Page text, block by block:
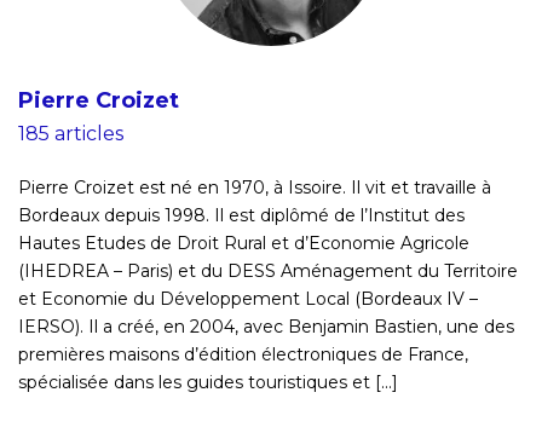
Pierre Croizet
185 articles
Pierre Croizet est né en 1970, à Issoire. Il vit et travaille à
Bordeaux depuis 1998. Il est diplômé de l’Institut des
Hautes Etudes de Droit Rural et d’Economie Agricole
(IHEDREA – Paris) et du DESS Aménagement du Territoire
et Economie du Développement Local (Bordeaux IV –
IERSO). Il a créé, en 2004, avec Benjamin Bastien, une des
premières maisons d’édition électroniques de France,
spécialisée dans les guides touristiques et [...]